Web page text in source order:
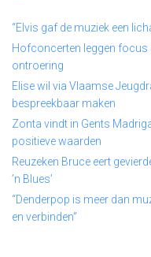
“Elvis gaf de muziek een
Hofconcerten leggen focus
ontroering
Elise wil via Vlaamse
bespreekbaar maken
Zonta vindt in Gents
positieve waarden
Reuzeken Bruce eert
’n Blues’
“Denderpop is meer dan
en verbinden”